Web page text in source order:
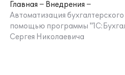
Главная
Внедрения
Автоматизация
помощью программы
Сергея Николаевича